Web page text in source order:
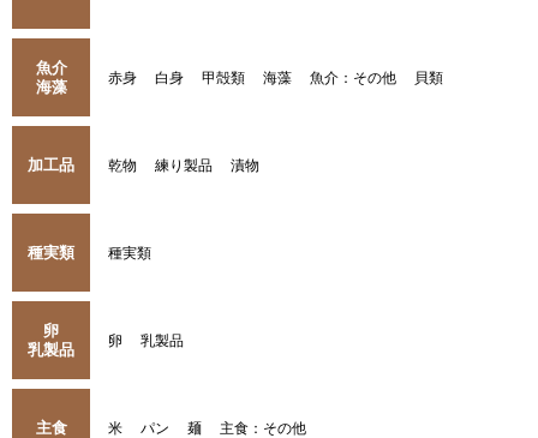
魚介
海藻
赤身 白身 甲殻類 海藻 魚介：その他 貝類
加工品 乾物 練り製品 漬物
種実類 種実類
卵
乳製品
卵 乳製品
主食 米 パン 麺 主食：その他